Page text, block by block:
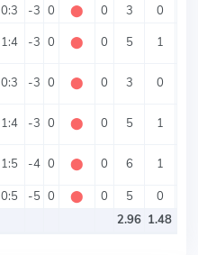
0:3 -3 0 ⬤ 0 3 0
1:4 -3 0 ⬤ 0 5 1
0:3 -3 0 ⬤ 0 3 0
1:4 -3 0 ⬤ 0 5 1
1:5 -4 0 ⬤ 0 6 1
0:5 -5 0 ⬤ 0 5 0
2.96 1.48